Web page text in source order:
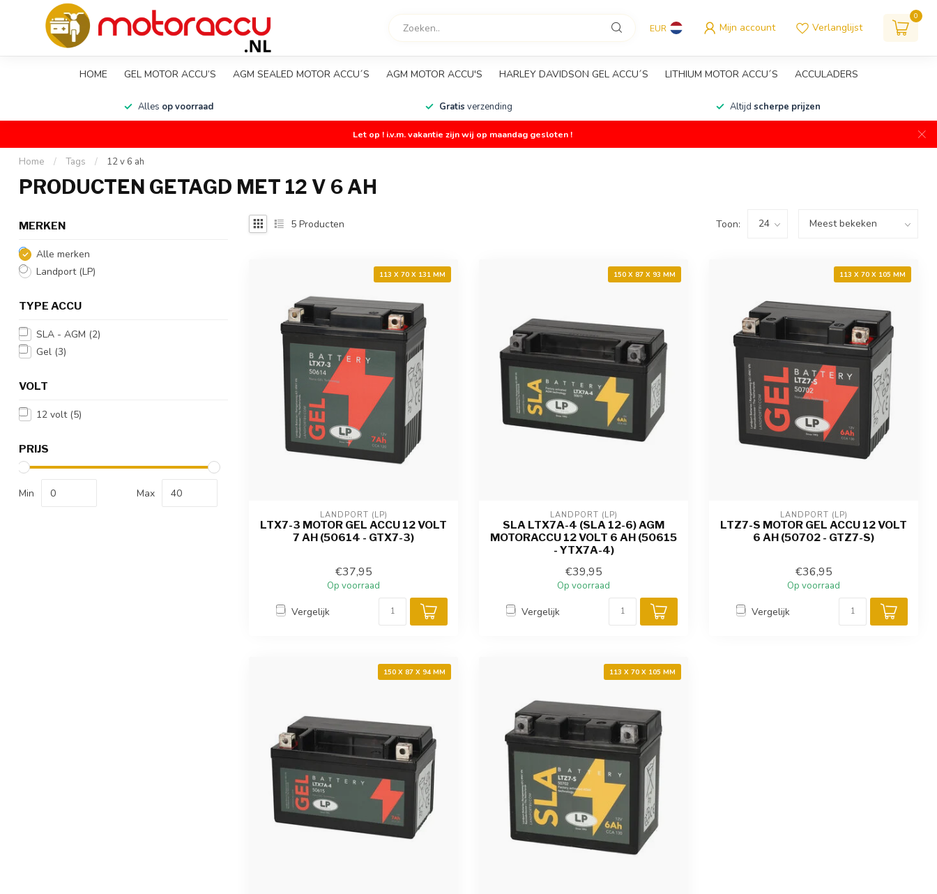
EUR Mijn account Verlanglijst
0
HOME GEL MOTOR ACCU’S AGM SEALED MOTOR ACCU´S AGM MOTOR ACCU'S HARLEY DAVIDSON GEL ACCU´S LITHIUM MOTOR ACCU´S ACCULADERS
Alles op voorraad Gratis verzending Altijd scherpe prijzen
Let op ! i.v.m. vakantie zijn wij op maandag gesloten !
Home / Tags / 12 v 6 ah
PRODUCTEN GETAGD MET 12 V 6 AH
MERKEN
Alle merken
Landport (LP)
TYPE ACCU
SLA - AGM (2)
Gel (3)
VOLT
12 volt (5)
PRIJS
Min Max
5 Producten Toon:
113 X 70 X 131 MM
LANDPORT (LP)
LTX7-3 MOTOR GEL ACCU 12 VOLT
7 AH (50614 - GTX7-3)
€37,95
Op voorraad
Vergelijk
150 X 87 X 93 MM
LANDPORT (LP)
SLA LTX7A-4 (SLA 12-6) AGM
MOTORACCU 12 VOLT 6 AH (50615
- YTX7A-4)
€39,95
Op voorraad
Vergelijk
113 X 70 X 105 MM
LANDPORT (LP)
LTZ7-S MOTOR GEL ACCU 12 VOLT
6 AH (50702 - GTZ7-S)
€36,95
Op voorraad
Vergelijk
150 X 87 X 94 MM 113 X 70 X 105 MM